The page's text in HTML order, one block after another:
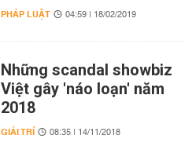
PHÁP LUẬT 04:59 | 18/02/2019
Những scandal showbiz
Việt gây 'náo loạn' năm
2018
GIẢI TRÍ 08:35 | 14/11/2018